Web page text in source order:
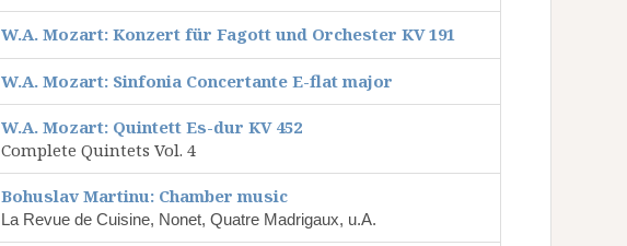
W.A. Mozart: Konzert für Fagott und Orchester KV 191
W.A. Mozart: Sinfonia Concertante E-flat major
W.A. Mozart: Quintett Es-dur KV 452
Complete Quintets Vol. 4
Bohuslav Martinu: Chamber music
La Revue de Cuisine, Nonet, Quatre Madrigaux, u.A.